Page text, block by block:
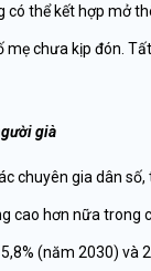
có thể kết hợp mở
mẹ chưa kịp đón.
già
chuyên gia dân
cao hơn nữa trong
(năm 2030) và